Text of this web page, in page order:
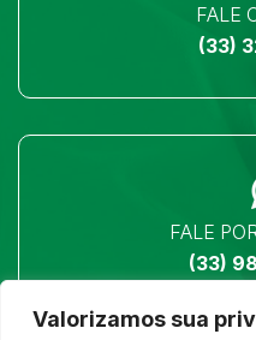
Valorizamos sua
FALE
(33)
FALE
(33)